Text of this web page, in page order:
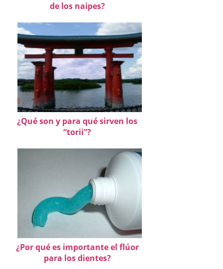
de los naipes?
¿Qué son y para qué sirven los
“torii”?
¿Por qué es importante el flúor
para los dientes?